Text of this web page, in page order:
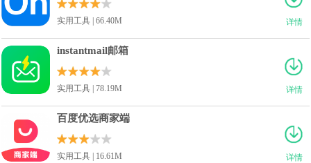
详情
实用工具 | 66.40M
详情
instantmail邮箱
实用工具 | 78.19M
详情
百度优选商家端
实用工具 | 16.61M